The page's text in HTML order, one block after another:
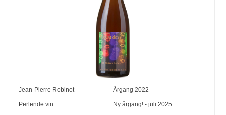
Jean-Pierre Robinot Årgang 2022
Perlende vin Ny årgang! - juli 2025